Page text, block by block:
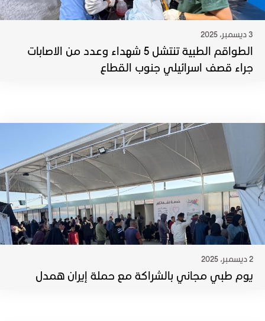
3 ديسمبر، 2025
الطواقم الطبية تنتشل 5 شهداء وعدد من الاصابات
جراء قصف اسرائيلي جنوب القطاع
2 ديسمبر، 2025
يوم طبي مجاني بالشراكة مع حملة إيران همدل